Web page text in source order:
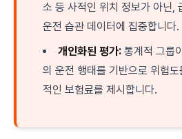
소 등 사적인 위치 정보가 아닌,
운전 습관 데이터에 집중합니다.
개인화된 평가: 통계적 그룹
의 운전 행태를 기반으로 위험도
적인 보험료를 제시합니다.